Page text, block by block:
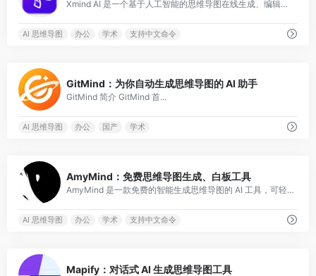
Xmind AI 是一个基于人工智能的思维导图在线生成、编辑工具，支持多人在线协作。
AI 思维导图 办公 学术 支持中文命令
GitMind：为你自动生成思维导图的 AI 助手
GitMind 简介 GitMind 首...
AI 思维导图 办公 国产 学术
AmyMind：免费思维导图生成、白板工具
AmyMind 是一款免费的智能生成思维导图的 AI 工具，可轻松创建和共享思维导图、流程图和 UML 图。
AI 思维导图 办公 学术 支持中文命令
Mapify：对话式 AI 生成思维导图工具